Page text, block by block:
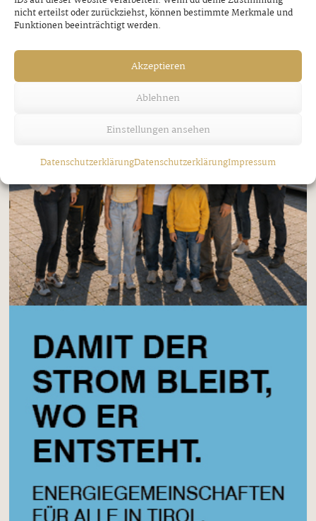
nicht erteilst oder zurückziehst, können bestimmte Merkmale und
Funktionen beeinträchtigt werden.
Akzeptieren
Ablehnen
Einstellungen ansehen
DatenschutzerklärungDatenschutzerklärungImpressum